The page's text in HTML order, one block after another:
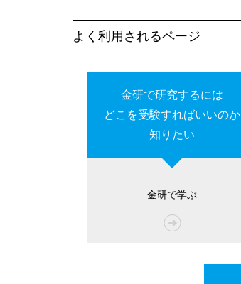
よく利用されるページ
金研で研究するには
どこを受験すればいいのか
知りたい
金研で学ぶ